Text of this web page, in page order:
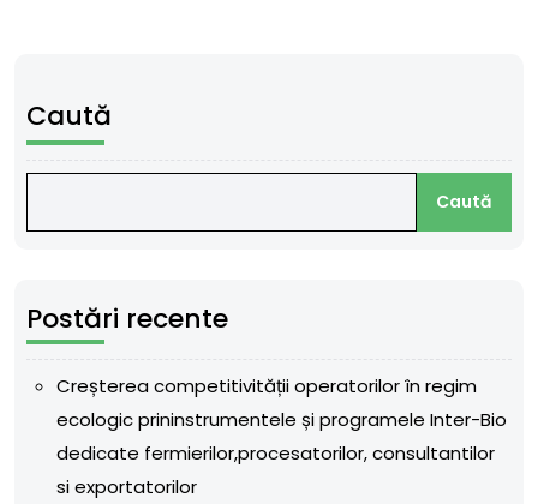
Caută
Caută
Postări recente
Creșterea competitivității operatorilor în regim
ecologic prininstrumentele și programele Inter-Bio
dedicate fermierilor,procesatorilor, consultantilor
si exportatorilor